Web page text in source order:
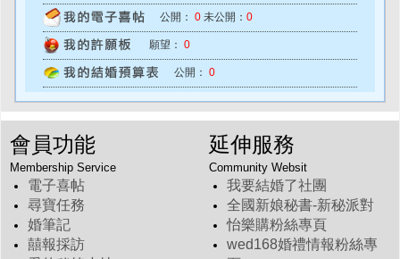
公開： 0 未公開： 0
願望： 0
公開： 0
會員功能
Membership Service
電子喜帖
尋寶任務
婚筆記
囍報採訪
延伸服務
Community Websit
我要結婚了社團
全國新娘秘書-新秘派對
怡樂購粉絲專頁
wed168婚禮情報粉絲專